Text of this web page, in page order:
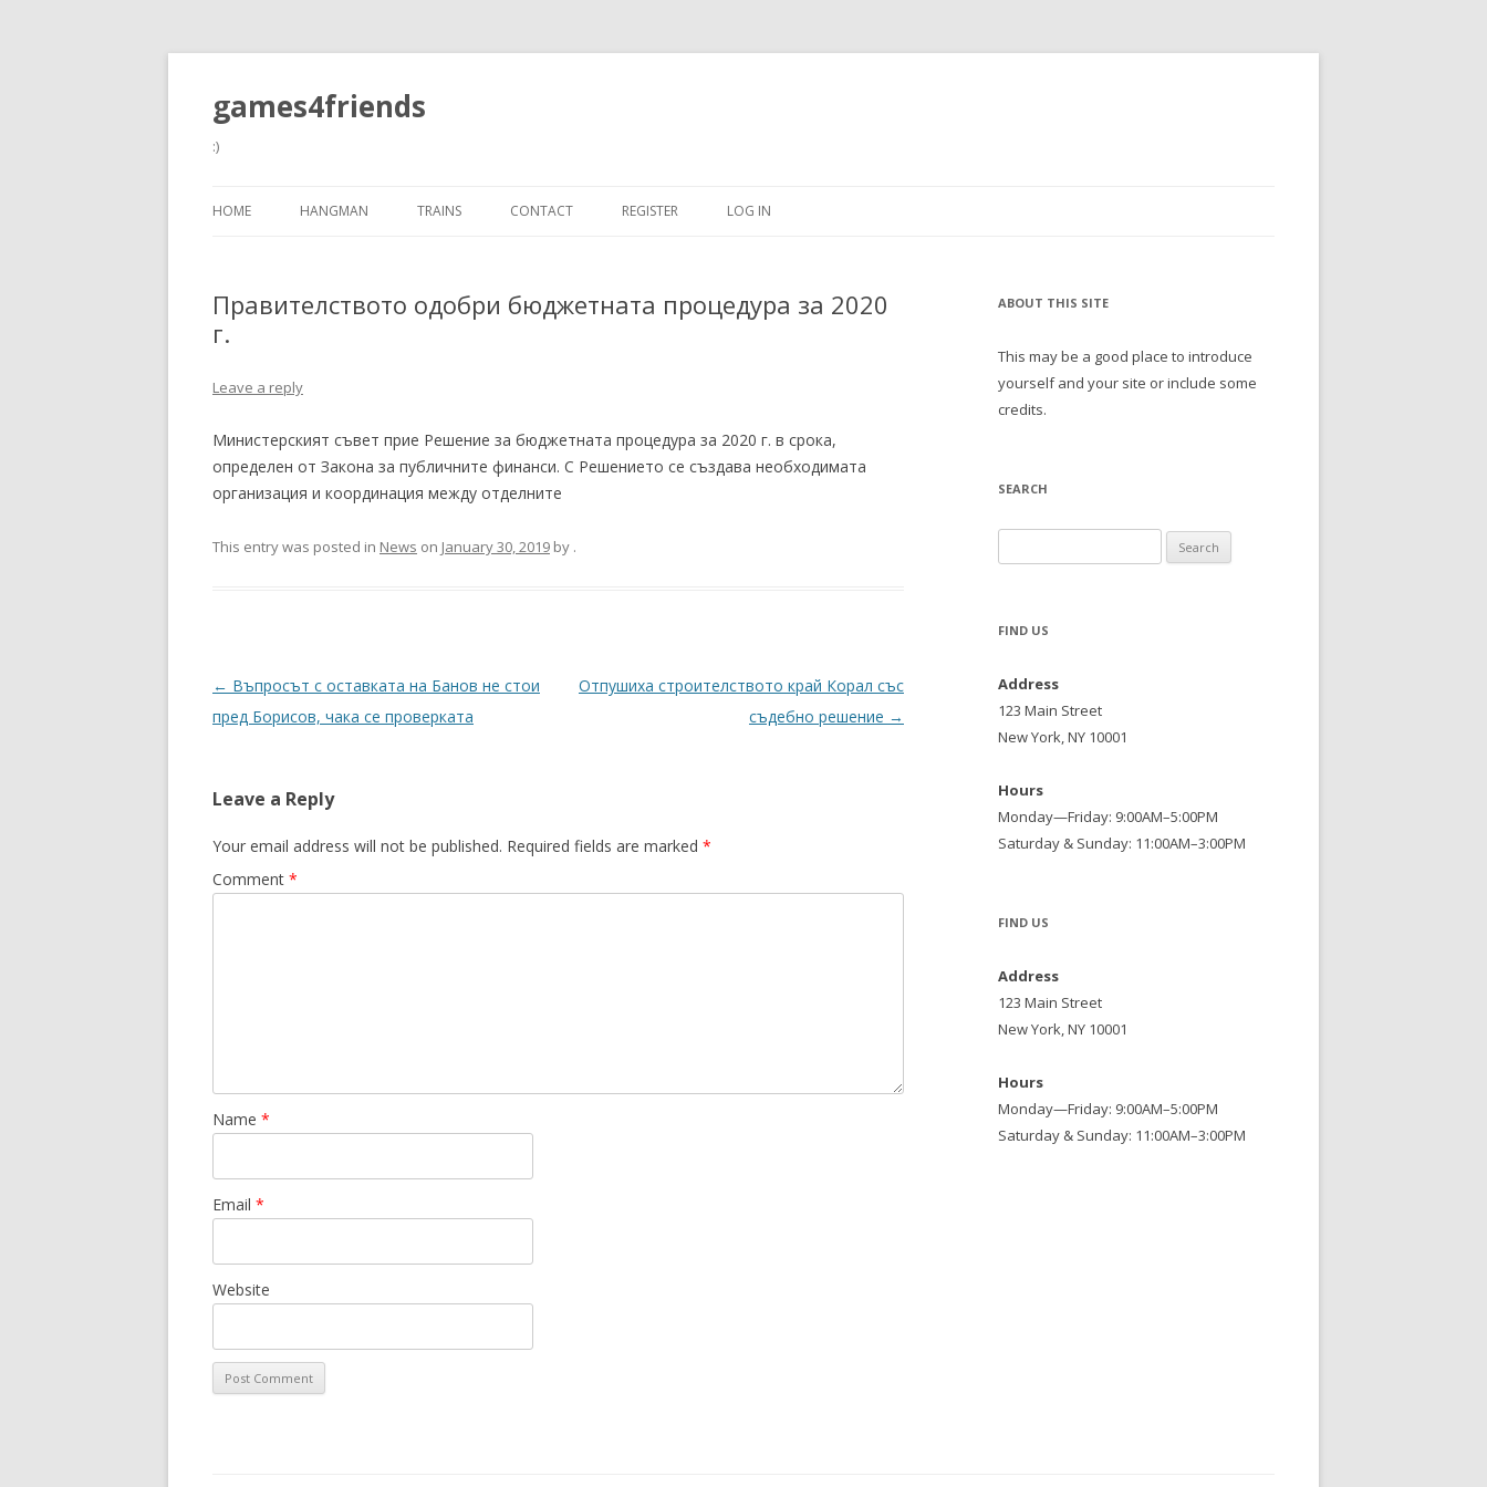
games4friends
:)
to
HOME HANGMAN TRAINS CONTACT
SHOP
CSV
REGISTER LOG IN
Правителството одобри бюджетната процедура за 2020
г.
Leave a reply
Министерският съвет прие Решение за бюджетната процедура за 2020 г. в срока,
определен от Закона за публичните финанси. С Решението се създава необходимата
организация и координация между отделните
This entry was posted in News on January 30, 2019 by .
Post
navigation
← Въпросът с оставката на Банов не стои
пред Борисов, чака се проверката
Отпушиха строителството край Корал със
съдебно решение →
Leave a Reply
Your email address will not be published. Required fields are marked *
Comment *
Name *
Email *
Website
ABOUT THIS SITE
This may be a good place to introduce
yourself and your site or include some
credits.
SEARCH
for:
FIND US
Address
123 Main Street
New York, NY 10001
Hours
Monday—Friday: 9:00AM–5:00PM
Saturday & Sunday: 11:00AM–3:00PM
FIND US
Address
123 Main Street
New York, NY 10001
Hours
Monday—Friday: 9:00AM–5:00PM
Saturday & Sunday: 11:00AM–3:00PM